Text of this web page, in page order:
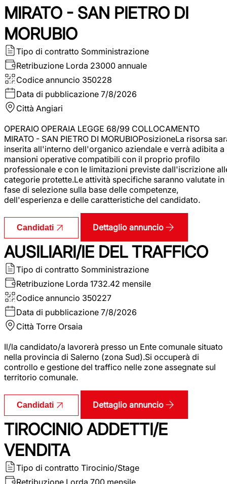
MIRATO - SAN PIETRO DI
MORUBIO
Tipo di contratto Somministrazione
Retribuzione Lorda 23000 annuale
Codice annuncio 350228
Data di pubblicazione 7/8/2026
Città Angiari
OPERAIO OPERAIA LEGGE 68/99 COLLOCAMENTO
MIRATO - SAN PIETRO DI MORUBIOPosizioneLa risorsa
inserita all'interno dell'organico aziendale e verrà adibita a
mansioni operative compatibili con il proprio profilo
professionale e con le limitazioni previste dall'iscrizione
categorie protette.Le attività specifiche saranno valutate in
fase di selezione sulla base delle competenze,
dell'esperienza e delle caratteristiche del candidato.
Candidati Dettaglio annuncio
AUSILIARI/IE DEL TRAFFICO
Tipo di contratto Somministrazione
Retribuzione Lorda 1732.42 mensile
Codice annuncio 350227
Data di pubblicazione 7/8/2026
Città Torre Orsaia
Il/la candidato/a lavorerà presso un Ente comunale situato
nella provincia di Salerno (zona Sud).Si occuperà di
controllo e gestione del traffico nelle zone assegnate sul
territorio comunale.
Candidati Dettaglio annuncio
TIROCINIO ADDETTI/E
VENDITA
Tipo di contratto Tirocinio/Stage
Retribuzione Lorda 700 mensile